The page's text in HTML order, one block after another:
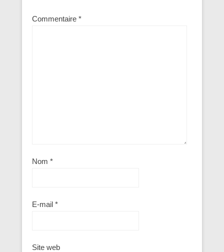
Commentaire *
Nom *
E-mail *
Site web